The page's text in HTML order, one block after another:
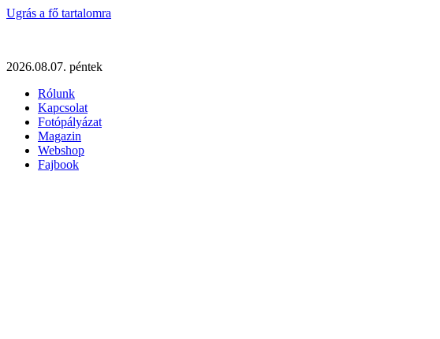
Ugrás a fő tartalomra
2026.08.07. péntek
Rólunk
Kapcsolat
Fotópályázat
Magazin
Webshop
Fajbook